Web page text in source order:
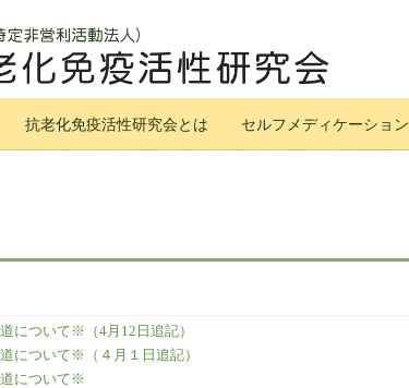
抗老化免疫活性研究会とは セルフメディケーション
について※（4月12日追記）
について※（４月１日追記）
について※